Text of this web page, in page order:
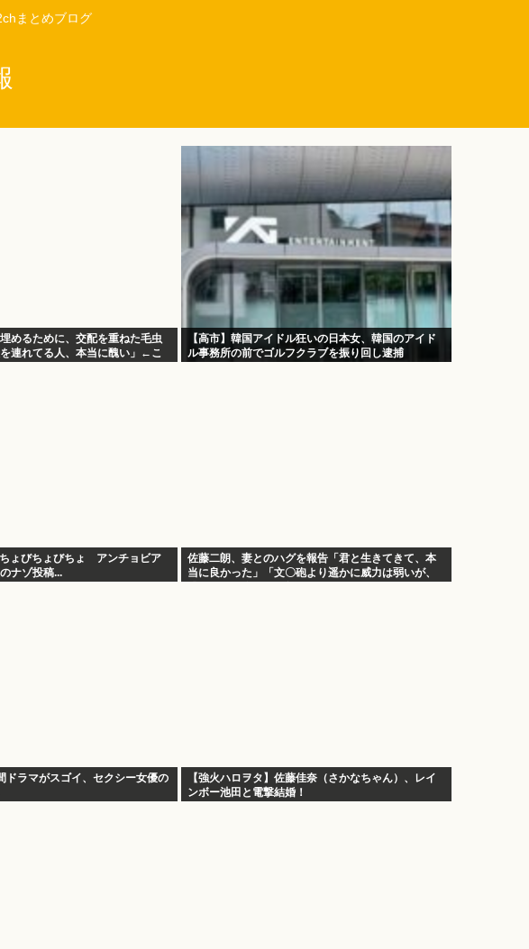
まとめブログ
めるために、交配を重ねた毛虫
連れてる人、本当に醜い」←こ
【高市】韓国アイドル狂いの日本女、韓国のアイド
ル事務所の前でゴルフクラブを振り回し逮捕
ちょびちょびちょ アンチョビア
ナゾ投稿...
佐藤二朗、妻とのハグを報告「君と生きてきて、本
当に良かった」「文〇砲より遥かに威力は弱いが、
ドラマがスゴイ、セクシー女優の
【強火ハロヲタ】佐藤佳奈（さかなちゃん）、レイ
ンボー池田と電撃結婚！